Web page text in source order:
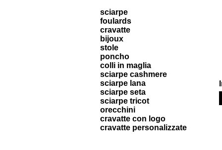
sciarpe
foulards
cravatte
bijoux
stole
poncho
colli in maglia
sciarpe cashmere
sciarpe lana
sciarpe seta
sciarpe tricot
orecchini
cravatte con logo
cravatte personalizzate